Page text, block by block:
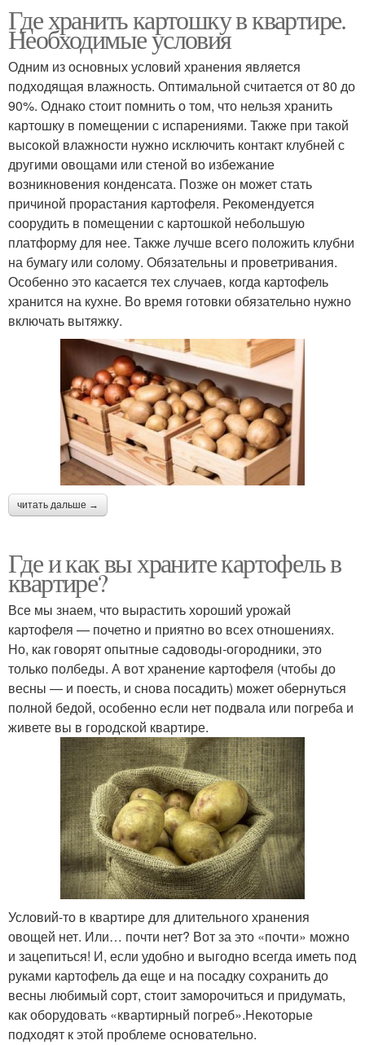
Где хранить картошку в квартире.
Необходимые условия
Одним из основных условий хранения является
подходящая влажность. Оптимальной считается от 80 до
90%. Однако стоит помнить о том, что нельзя хранить
картошку в помещении с испарениями. Также при такой
высокой влажности нужно исключить контакт клубней с
другими овощами или стеной во избежание
возникновения конденсата. Позже он может стать
причиной прорастания картофеля. Рекомендуется
соорудить в помещении с картошкой небольшую
платформу для нее. Также лучше всего положить клубни
на бумагу или солому. Обязательны и проветривания.
Особенно это касается тех случаев, когда картофель
хранится на кухне. Во время готовки обязательно нужно
включать вытяжку.
читать дальше →
Где и как вы храните картофель в
квартире?
Все мы знаем, что вырастить хороший урожай
картофеля — почетно и приятно во всех отношениях.
Но, как говорят опытные садоводы‑огородники, это
только полбеды. А вот хранение картофеля (чтобы до
весны — и поесть, и снова посадить) может обернуться
полной бедой, особенно если нет подвала или погреба и
живете вы в городской квартире.
Условий-то в квартире для длительного хранения
овощей нет. Или… почти нет? Вот за это «почти» можно
и зацепиться! И, если удобно и выгодно всегда иметь под
руками картофель да еще и на посадку сохранить до
весны любимый сорт, стоит заморочиться и придумать,
как оборудовать «квартирный погреб».Некоторые
подходят к этой проблеме основательно.